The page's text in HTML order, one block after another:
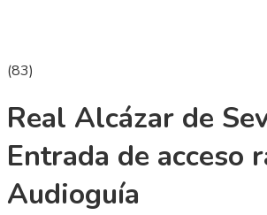
(83)
Real Alcázar de
Entrada de acceso
Audioguía